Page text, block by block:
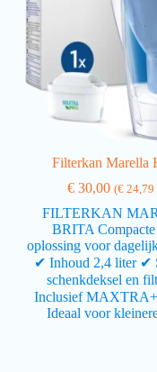
Filterkan Marella
€30,00 (€24,79
FILTERKAN
BRITA
oplossing voor
✔ Inhoud 2,4 liter ✔
schenkdeksel en
Inclusief
Ideaal voor